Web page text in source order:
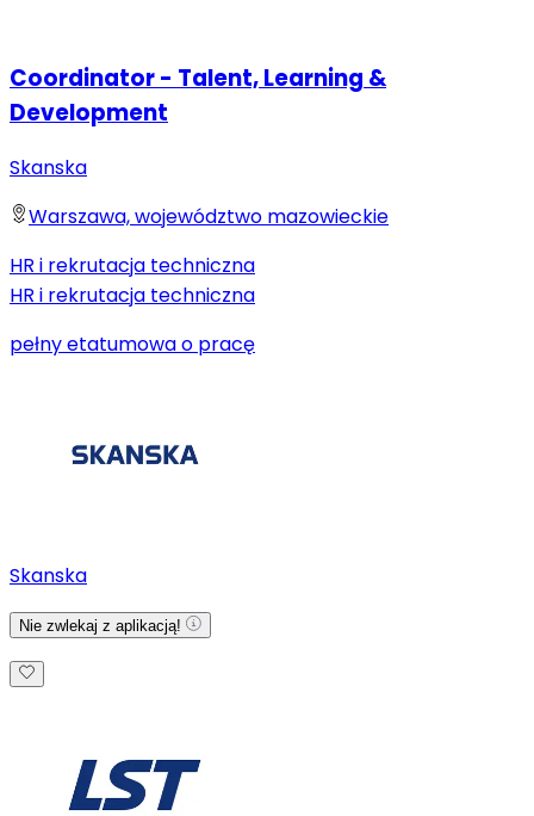
Coordinator - Talent, Learning &
Development
Skanska
Warszawa, województwo mazowieckie
HR i rekrutacja techniczna
HR i rekrutacja techniczna
pełny etatumowa o pracę
Skanska
Nie zwlekaj z aplikacją!